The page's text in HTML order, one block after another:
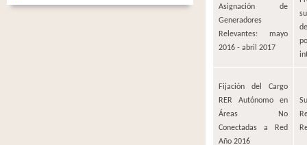
Asignación de
Generadores
Relevantes: mayo
2016 - abril 2017
Fijación del Cargo
RER Autónomo en
Áreas No
Conectadas a Red
Año 2016